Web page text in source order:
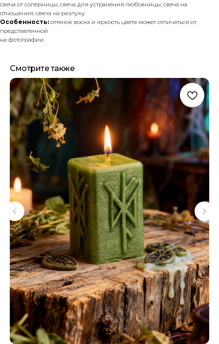
свеча от соперницы; свеча для устранения любовницы; свеча на
отношения; свеча на разлуку
Особенность: оттенок воска и яркость цвета может отличаться от
представленной
на фотографии.
Смотрите также